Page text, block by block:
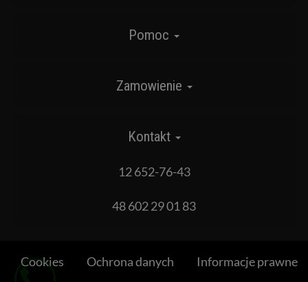
Pomoc
Zamowienie
Kontakt
12 652-76-43
48 602 29 01 83
Cookies Ochrona danych Informacje prawne